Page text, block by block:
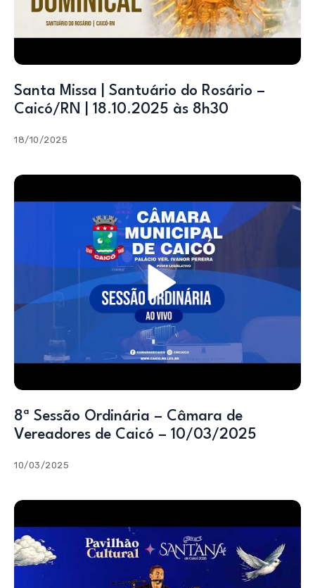
Santa Missa | Santuário do Rosário –
Caicó/RN | 18.10.2025 às 8h30
18/10/2025
8ª Sessão Ordinária – Câmara de
Vereadores de Caicó – 10/03/2025
10/03/2025